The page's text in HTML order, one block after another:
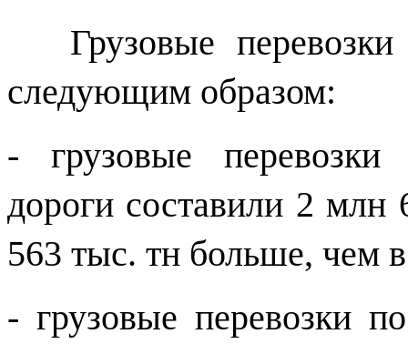
Грузовые перевозки
следующим образом:
- грузовые
дороги составили 2
563 тыс. тн больше, чем
- грузовые перевозки